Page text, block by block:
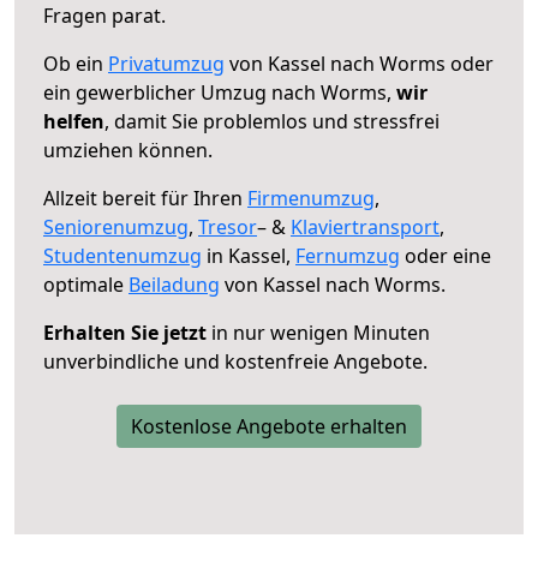
Fragen parat.
Ob ein Privatumzug von Kassel nach Worms oder
ein gewerblicher Umzug nach Worms, wir
helfen, damit Sie problemlos und stressfrei
umziehen können.
Allzeit bereit für Ihren Firmenumzug,
Seniorenumzug, Tresor– & Klaviertransport,
Studentenumzug in Kassel, Fernumzug oder eine
optimale Beiladung von Kassel nach Worms.
Erhalten Sie jetzt in nur wenigen Minuten
unverbindliche und kostenfreie Angebote.
Kostenlose Angebote erhalten